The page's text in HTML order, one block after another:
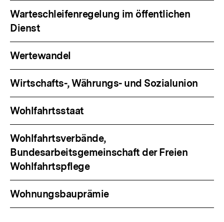
Warteschleifenregelung im öffentlichen
Dienst
Wertewandel
Wirtschafts-, Währungs- und Sozialunion
Wohlfahrtsstaat
Wohlfahrtsverbände,
Bundesarbeitsgemeinschaft der Freien
Wohlfahrtspflege
Wohnungsbauprämie